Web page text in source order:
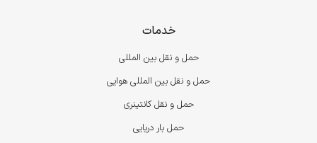
خدمات
حمل و نقل بین المللی
حمل و نقل بین المللی هوایی
حمل و نقل کانتینری
حمل بار دریایی